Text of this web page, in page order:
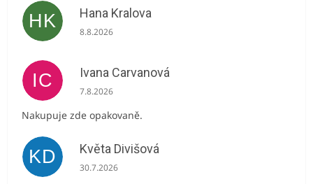
HK Hana Kralova
Hodnocení obchodu je 5 z 5 hvězdiček.
8.8.2026
IC Ivana Carvanová
Hodnocení obchodu je 5 z 5 hvězdiček.
7.8.2026
Nakupuje zde opakovaně.
KD Květa Divišová
Hodnocení obchodu je 5 z 5 hvězdiček.
30.7.2026